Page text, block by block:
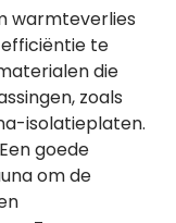
warmteverlies
te
die
zoals
isolatieplaten.
goede
om de